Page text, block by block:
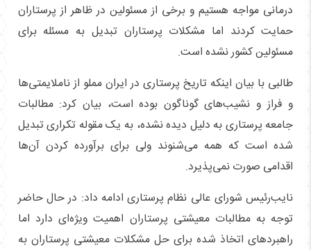
درمانی مواجه هستیم و برخی از مسئولین در ظاهر از پرستاران
حمایت کردند اما مشکلات پرستاران تبدیل به مسئله برای
مسئولین کشور نشده است.
طالبی با بیان اینکه تاریخ پرستاری در ایران مملو از ناملایمتی‌ها
و فراز و نشیب‌های گوناگون بوده است، بیان کرد: مطالبات
جامعه پرستاری به دلیل دیده نشده، به یک مقوله تکراری تبدیل
شده است که همه می‌شنوند ولی برای برآورده کردن آن‌ها
اقدامی صورت نمی‌پذیرد.
نایب‌رئیس شورای عالی نظام پرستاری ادامه داد: در حال حاضر
توجه به مطالبات معیشتی پرستاران اهمیت ویژه‌ای دارد اما
راهبردهای اتخاذ شده برای حل مشکلات معیشتی پرستاران به